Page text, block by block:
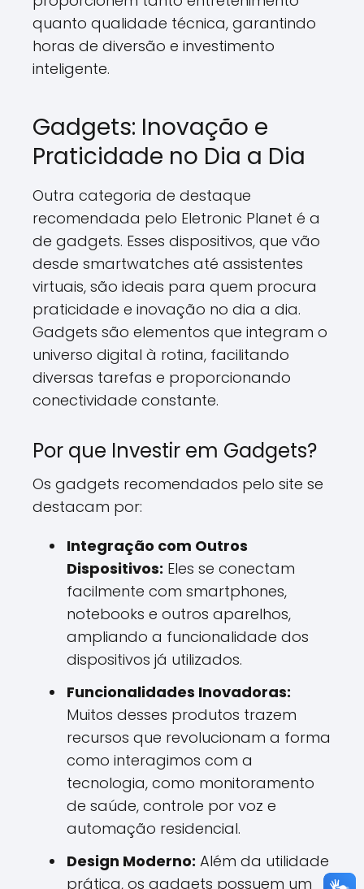
quanto qualidade técnica, garantindo
horas de diversão e investimento
inteligente.
Gadgets: Inovação e
Praticidade no Dia a Dia
Outra categoria de destaque
recomendada pelo Eletronic Planet é a
de gadgets. Esses dispositivos, que vão
desde smartwatches até assistentes
virtuais, são ideais para quem procura
praticidade e inovação no dia a dia.
Gadgets são elementos que integram o
universo digital à rotina, facilitando
diversas tarefas e proporcionando
conectividade constante.
Por que Investir em Gadgets?
Os gadgets recomendados pelo site se
destacam por:
Integração com Outros
Dispositivos: Eles se conectam
facilmente com smartphones,
notebooks e outros aparelhos,
ampliando a funcionalidade dos
dispositivos já utilizados.
Funcionalidades Inovadoras:
Muitos desses produtos trazem
recursos que revolucionam a forma
como interagimos com a
tecnologia, como monitoramento
de saúde, controle por voz e
automação residencial.
Design Moderno: Além da utilidade
prática, os gadgets possuem um